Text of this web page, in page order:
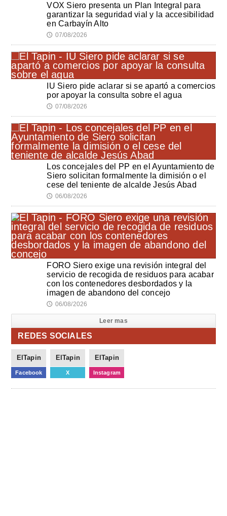
VOX Siero presenta un Plan Integral para
garantizar la seguridad vial y la accesibilidad
en Carbayín Alto
🕔 07/08/2026
IU Siero pide aclarar si se apartó a comercios
por apoyar la consulta sobre el agua
🕔 07/08/2026
Los concejales del PP en el Ayuntamiento de
Siero solicitan formalmente la dimisión o el
cese del teniente de alcalde Jesús Abad
🕔 06/08/2026
FORO Siero exige una revisión integral del
servicio de recogida de residuos para acabar
con los contenedores desbordados y la
imagen de abandono del concejo
🕔 06/08/2026
Leer mas
REDES SOCIALES
ElTapin
Facebook
ElTapin
X
ElTapin
Instagram